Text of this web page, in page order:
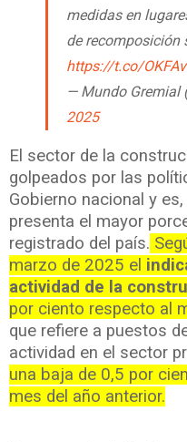
medidas en
de recomposición
https://t.co/
— Mundo Gremial
2025
El sector de la
golpeados por las
Gobierno nacional y
presenta el mayor
registrado del país.
marzo de 2025 el
actividad de la
por ciento respecto al
que refiere a puestos
actividad en el sector
una baja de 0,5 por
mes del año anterior.